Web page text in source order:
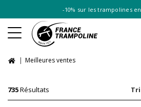
-10% sur les trampolines en
Meilleures ventes
735Résultats Tri